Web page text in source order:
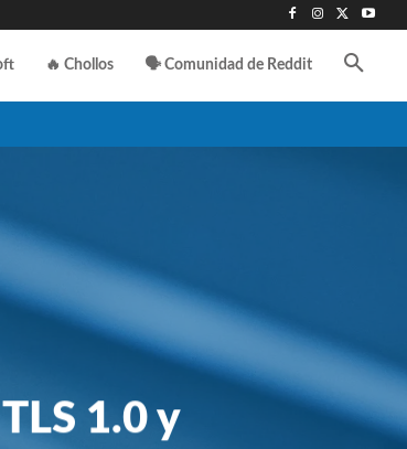
🔥 Chollos 🗣️ Comunidad de Reddit
1.0 y